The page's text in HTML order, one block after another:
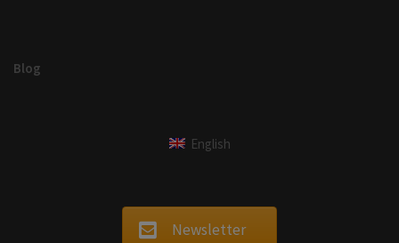
Blog
English
Newsletter